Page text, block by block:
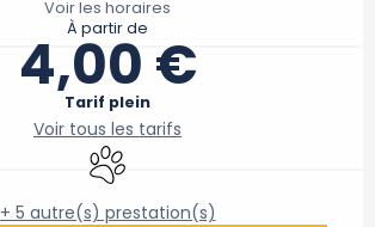
Voir les horaires
À partir de
4,00 €
Tarif plein
Voir tous les tarifs
Animaux acceptés
+ 5 autre(s) prestation(s)